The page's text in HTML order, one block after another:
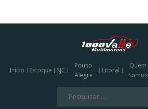
Início Estoque SJC
Pouso
Alegre
Litoral
Quem
Somos